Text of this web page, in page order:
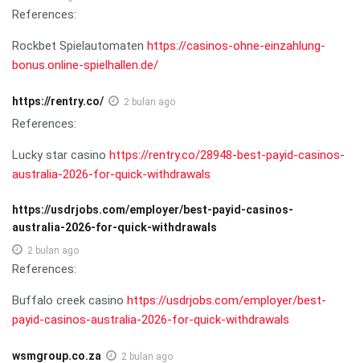
References:
Rockbet Spielautomaten https://casinos-ohne-einzahlung-
bonus.online-spielhallen.de/
https://rentry.co/ 2 bulan ago
References:
Lucky star casino https://rentry.co/28948-best-payid-casinos-
australia-2026-for-quick-withdrawals
https://usdrjobs.com/employer/best-payid-casinos-
australia-2026-for-quick-withdrawals
2 bulan ago
References:
Buffalo creek casino https://usdrjobs.com/employer/best-
payid-casinos-australia-2026-for-quick-withdrawals
wsmgroup.co.za 2 bulan ago